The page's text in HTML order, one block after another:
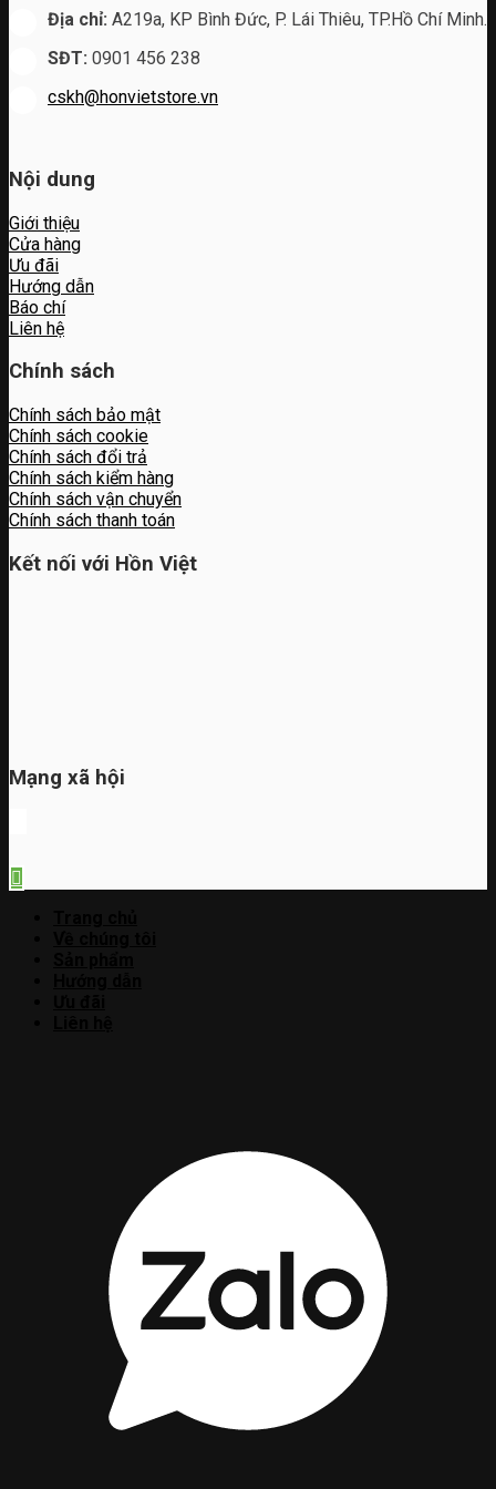
Địa chỉ: A219a, KP Bình Đức, P. Lái Thiêu, TP.Hồ Chí Minh.
SĐT: 0901 456 238
cskh@honvietstore.vn
Nội dung
Giới thiệu
Cửa hàng
Ưu đãi
Hướng dẫn
Báo chí
Liên hệ
Chính sách
Chính sách bảo mật
Chính sách cookie
Chính sách đổi trả
Chính sách kiểm hàng
Chính sách vận chuyển
Chính sách thanh toán
Kết nối với Hồn Việt
Mạng xã hội